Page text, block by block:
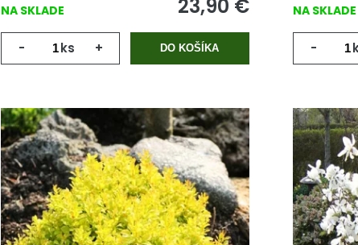
NA SKLADE 23,90 €
- ks + DO KOŠÍKA
NA SKLADE
-